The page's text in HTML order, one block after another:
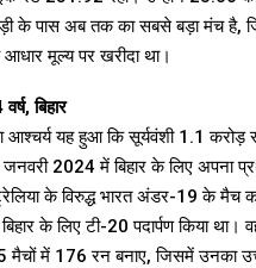
के पास अब तक का सबसे बड़ा मंच है,
मूल्य पर खरीदा था।
बिहार
आश्चर्य यह हुआ कि सूर्यवंशी 1.1
2024 में बिहार के लिए अपना
के विरुद्ध भारत अंडर-19 के मैच
के लिए टी-20 पदार्पण किया
5 मैचों में 176 रन बनाए, जिसमें उनका